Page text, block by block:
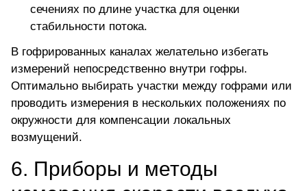
сечениях по длине участка для оценки
стабильности потока.
В гофрированных каналах желательно избегать
измерений непосредственно внутри гофры.
Оптимально выбирать участки между гофрами или
проводить измерения в нескольких положениях по
окружности для компенсации локальных
возмущений.
6. Приборы и методы